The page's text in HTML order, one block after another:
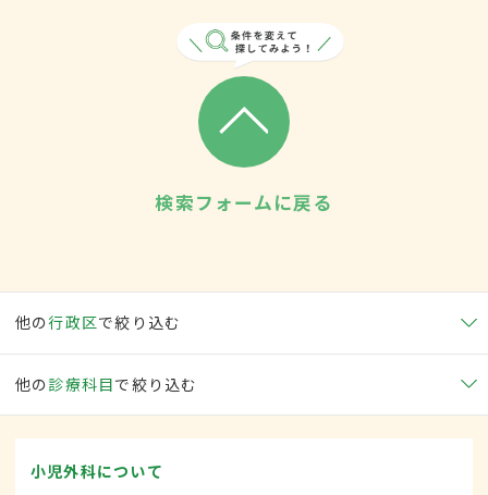
検索フォームに戻る
他の行政区で絞り込む
他の 診療科目で絞り込む
小児外科について